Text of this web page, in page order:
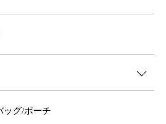
ッグ/ポーチ